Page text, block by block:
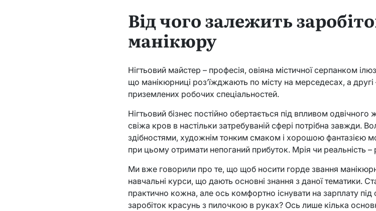
Від чого залежить
манікюру
Нігтьовий майстер – професія, овіяна містичної серпанком
що манікюрниці роз’їжджають по місту на мерседесах, а другі
приземлених робочих спеціальностей.
Нігтьовий бізнес постійно обертається під впливом
свіжа кров в настільки затребуваній сфері потрібна завжди.
здібностями, художнім тонким смаком і хорошою фантазією
при цьому отримати непоганий прибуток. Мрія чи реальність
Ми вже говорили про те, що щоб носити горде звання
навчальні курси, що дають основні знання з даної тематики.
практично кожна, але ось комфортно існувати на зарплату
заробіток красунь з пилочкою в руках? Ось лише кілька